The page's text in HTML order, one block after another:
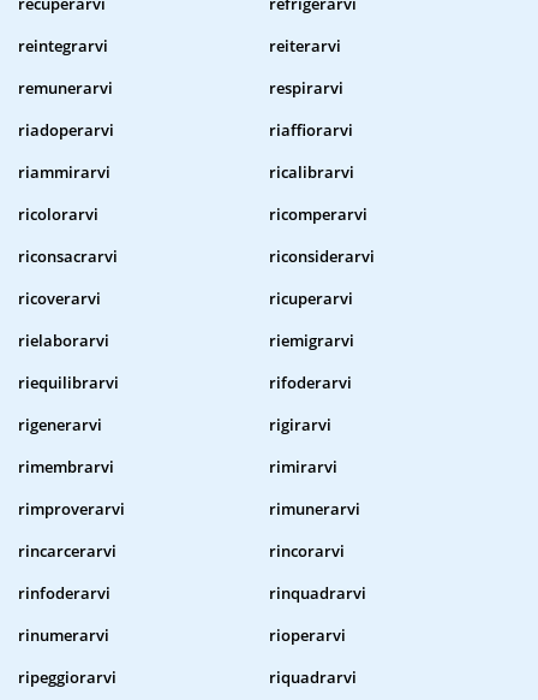
reintegrarvi
reiterarvi
remunerarvi
respirarvi
riadoperarvi
riaffiorarvi
riammirarvi
ricalibrarvi
ricolorarvi
ricomperarvi
riconsacrarvi
riconsiderarvi
ricoverarvi
ricuperarvi
rielaborarvi
riemigrarvi
riequilibrarvi
rifoderarvi
rigenerarvi
rigirarvi
rimembrarvi
rimirarvi
rimproverarvi
rimunerarvi
rincarcerarvi
rincorarvi
rinfoderarvi
rinquadrarvi
rinumerarvi
rioperarvi
ripeggiorarvi
riquadrarvi